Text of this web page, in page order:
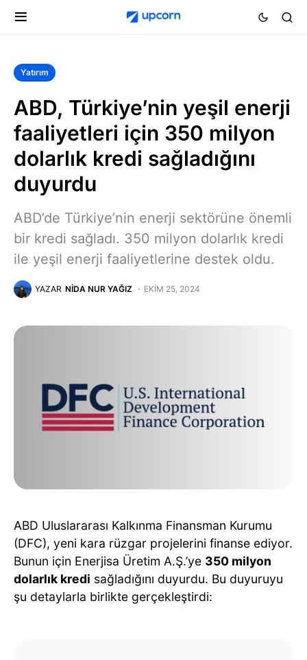
Yatırım
ABD, Türkiye’nin yeşil enerji
faaliyetleri için 350 milyon
dolarlık kredi sağladığını
duyurdu
ABD’de Türkiye’nin enerji sektörüne önemli
bir kredi sağladı. 350 milyon dolarlık kredi
ile yeşil enerji faaliyetlerine destek oldu.
YAZAR NIDA NUR YAĞIZ EKIM 25, 2024
ABD Uluslararası Kalkınma Finansman Kurumu
(DFC), yeni kara rüzgar projelerini finanse ediyor.
Bunun için Enerjisa Üretim A.Ş.’ye 350 milyon
dolarlık kredi sağladığını duyurdu. Bu duyuruyu
şu detaylarla birlikte gerçekleştirdi: